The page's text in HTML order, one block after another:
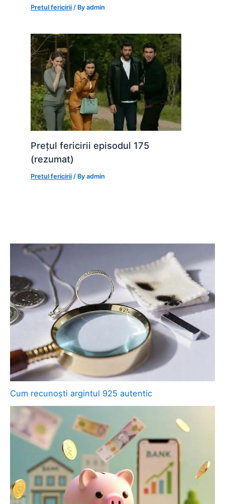
Pretul fericirii / Byadmin
Prețul fericirii episodul 175
(rezumat)
Pretul fericirii / Byadmin
Cum recunoști argintul 925 autentic